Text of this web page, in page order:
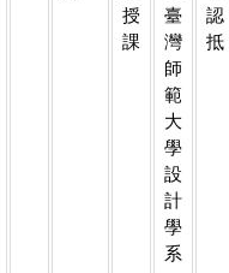
授
課
臺
灣
師
範
大
學
設
計
學
系
認
抵